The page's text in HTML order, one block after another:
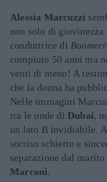
Alessia Marcuzzi
non solo di giovinezza
conduttrice di
compiuto 50 anni ma
venti di meno! A
che la donna ha
Nelle immagini
tra le onde di Dubai,
un lato B invidiabile.
sorriso schietto e
separazione dal marito
Marconi.